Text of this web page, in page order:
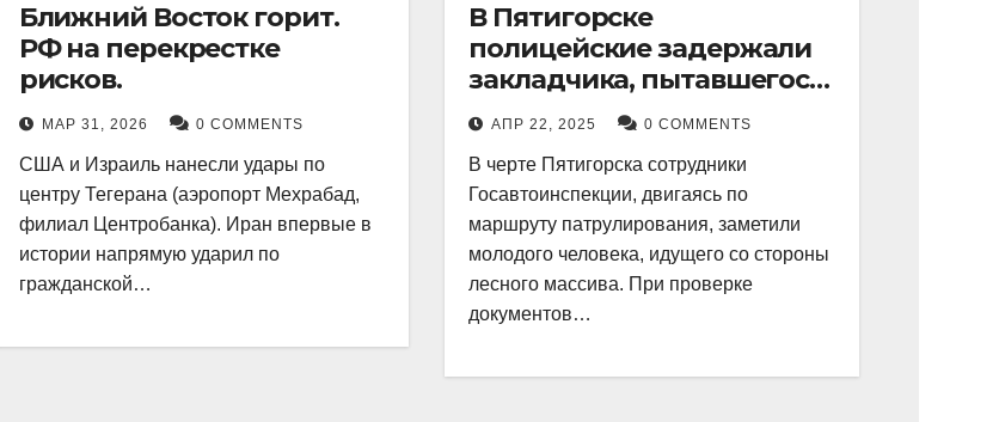
Ближний Восток горит.
РФ на перекрестке
рисков.
МАР 31, 2026 0 COMMENTS
США и Израиль нанесли удары по
центру Тегерана (аэропорт Мехрабад,
филиал Центробанка). Иран впервые в
истории напрямую ударил по
гражданской…
В Пятигорске
полицейские задержали
закладчика, пытавшегося
сбыть партию
синтетического
наркотика
АПР 22, 2025 0 COMMENTS
В черте Пятигорска сотрудники
Госавтоинспекции, двигаясь по
маршруту патрулирования, заметили
молодого человека, идущего со стороны
лесного массива. При проверке
документов…